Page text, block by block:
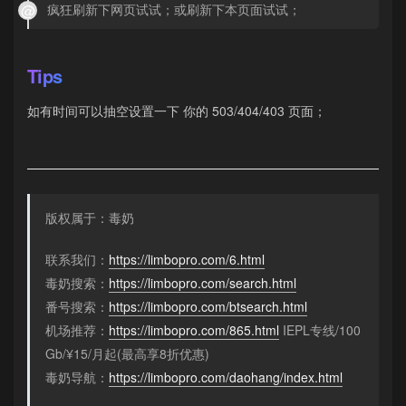
疯狂刷新下网页试试；或刷新下本页面试试；
Tips
如有时间可以抽空设置一下 你的 503/404/403 页面；
版权属于：毒奶
联系我们： https://limbopro.com/6.html
毒奶搜索： https://limbopro.com/search.html
番号搜索： https://limbopro.com/btsearch.html
机场推荐： https://limbopro.com/865.html IEPL专线/100
Gb/¥15/月起(最高享8折优惠)
毒奶导航： https://limbopro.com/daohang/index.html